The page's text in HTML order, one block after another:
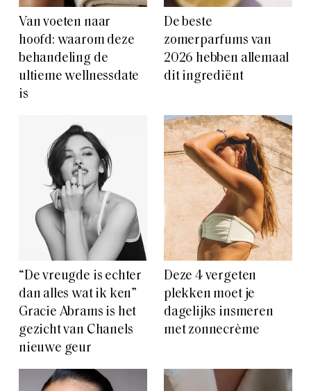
Van voeten naar
hoofd: waarom deze
behandeling de
ultieme wellnessdate
is
De beste
zomerparfums van
2026 hebben allemaal
dit ingrediënt
“De vreugde is echter
dan alles wat ik ken”
Gracie Abrams is het
gezicht van Chanels
nieuwe geur
Deze 4 vergeten
plekken moet je
dagelijks insmeren
met zonnecrème